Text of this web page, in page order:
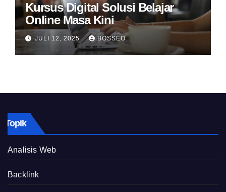
Kursus Digital Solusi Belajar
Online Masa Kini
JULI 12, 2025 BOSSEO
Topik
Analisis Web
Backlink